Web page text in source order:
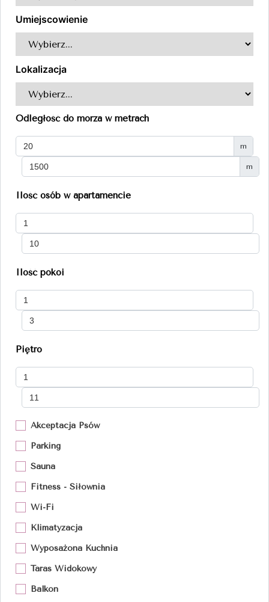
Umiejscowienie
Lokalizacja
Odległość do morza w metrach
m
m
Ilość osób w apartamencie
Ilość pokoi
Piętro
Akceptacja Psów
Parking
Sauna
Fitness - Siłownia
Wi-Fi
Klimatyzacja
Wyposażona Kuchnia
Taras Widokowy
Balkon